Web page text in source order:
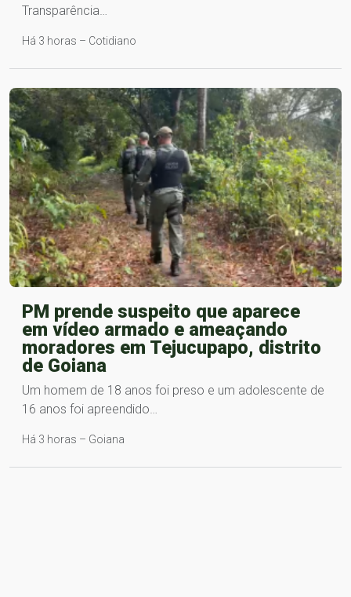
Transparência…
Há 3 horas – Cotidiano
PM prende suspeito que aparece
em vídeo armado e ameaçando
moradores em Tejucupapo, distrito
de Goiana
Um homem de 18 anos foi preso e um adolescente de
16 anos foi apreendido…
Há 3 horas – Goiana